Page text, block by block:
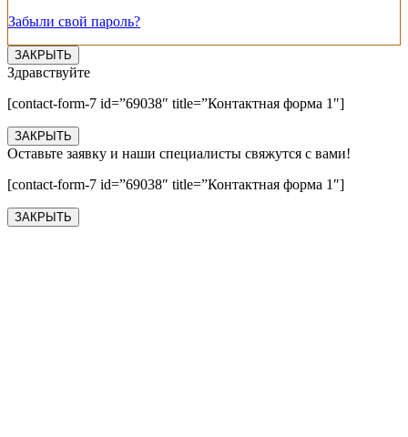
Забыли свой пароль?
ЗАКРЫТЬ
Здравствуйте
[contact-form-7 id=”69038″ title=”Контактная форма 1″]
ЗАКРЫТЬ
Оставьте заявку и наши специалисты свяжутся с вами!
[contact-form-7 id=”69038″ title=”Контактная форма 1″]
ЗАКРЫТЬ